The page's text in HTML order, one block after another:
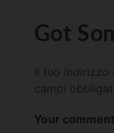
Got
Il tuo
campi
Your comment